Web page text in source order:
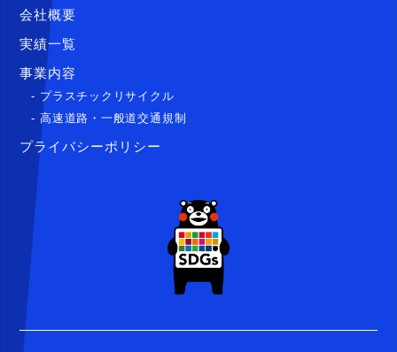
会社概要
実績一覧
事業内容
- プラスチックリサイクル
- 高速道路・一般道交通規制
プライバシーポリシー